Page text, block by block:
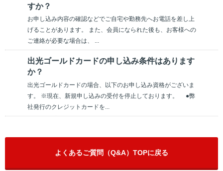
すか？
お申し込み内容の確認などでご自宅や勤務先へお電話を差し上
げることがあります。 また、会員になられた後も、お客様への
ご連絡が必要な場合は、 ...
出光ゴールドカードの申し込み条件はあります
か？
出光ゴールドカードの場合、以下のお申し込み資格がございま
す。 ※現在、新規申し込みの受付を停止しております。 ●弊
社発行のクレジットカードを...
よくあるご質問（Q&A）TOPに戻る